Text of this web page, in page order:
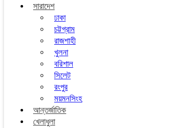
সারাদেশ
ঢাকা
চট্টগ্রাম
রাজশাহী
খুলনা
বরিশাল
সিলেট
রংপুর
ময়মনসিংহ
আন্তর্জাতিক
খেলাধুলা